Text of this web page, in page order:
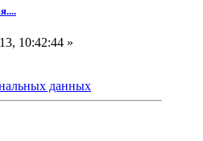
10:42:44 »
данных